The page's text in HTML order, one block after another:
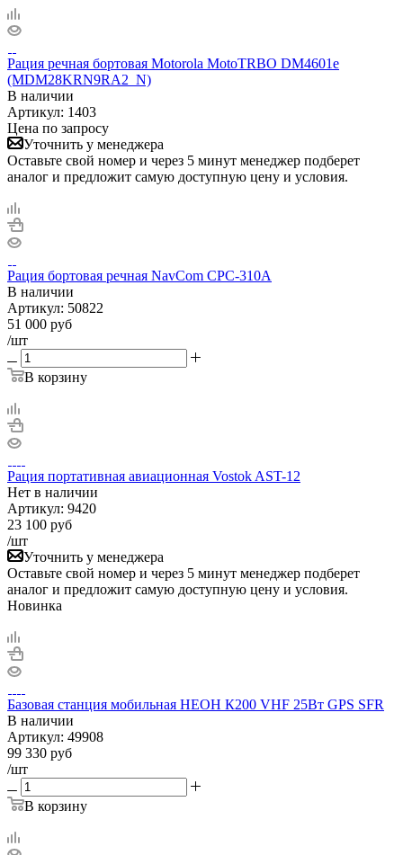
Рация речная бортовая Motorola MotoTRBO DM4601e
(MDM28KRN9RA2_N)
В наличии
Артикул: 1403
Цена по запросу
Уточнить у менеджера
Оставьте свой номер и через 5 минут менеджер подберет
аналог и предложит самую доступную цену и условия.
Рация бортовая речная NavCom CPC-310A
В наличии
Артикул: 50822
51 000 руб
/шт
В корзину
Рация портативная авиационная Vostok AST-12
Нет в наличии
Артикул: 9420
23 100 руб
/шт
Уточнить у менеджера
Оставьте свой номер и через 5 минут менеджер подберет
аналог и предложит самую доступную цену и условия.
Новинка
Базовая станция мобильная НЕОН К200 VHF 25Вт GPS SFR
В наличии
Артикул: 49908
99 330 руб
/шт
В корзину